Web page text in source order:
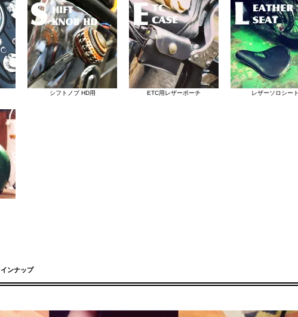
り手と差をつけるさり気なくお洒落なアイテムだと思います。
シフトノブ HD用 ETC用レザーポーチ レザーソロシート
ンナップ